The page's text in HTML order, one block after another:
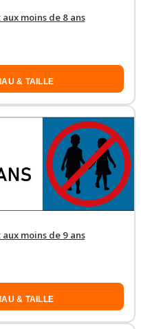
moins de 8 ans
& TAILLE
moins de 9 ans
& TAILLE